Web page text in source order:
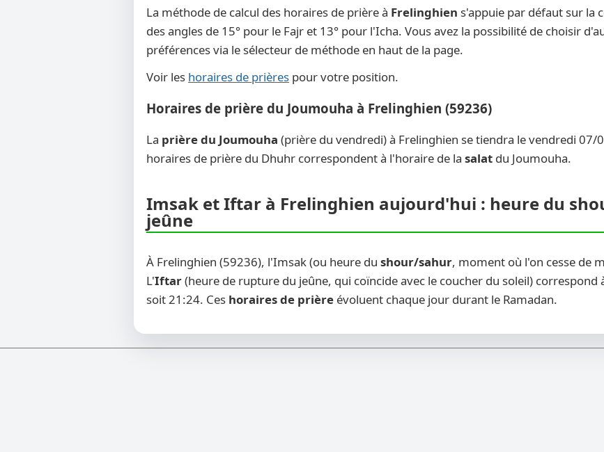
La méthode de calcul des horaires de prière à Frelinghien s'appuie par défaut sur la
des angles de 15° pour le Fajr et 13° pour l'Icha. Vous avez la possibilité de choisir
préférences via le sélecteur de méthode en haut de la page.
Voir les horaires de prières pour votre position.
Horaires de prière du Joumouha à Frelinghien (59236)
La prière du Joumouha (prière du vendredi) à Frelinghien se tiendra le vendredi 07/
horaires de prière du Dhuhr correspondent à l'horaire de la salat du Joumouha.
Imsak et Iftar à Frelinghien aujourd'hui : heure du
jeûne
À Frelinghien (59236), l'Imsak (ou heure du shour/sahur, moment où l'on cesse de
L'Iftar(heure de rupture du jeûne, qui coïncide avec le coucher du soleil)
soit 21:24. Ces horaires de prière évoluent chaque jour durant le Ramadan.